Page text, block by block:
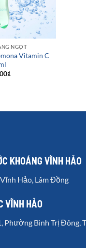
NGỌT
Vitamin C
₫
KHOÁNG VĨNH HẢO
Hảo, Lâm Đồng
VĨNH HẢO
Phường Bình Trị Đông,